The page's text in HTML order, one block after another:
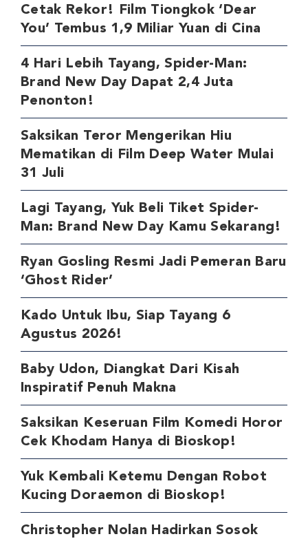
Cetak Rekor! Film Tiongkok ‘Dear
You’ Tembus 1,9 Miliar Yuan di Cina
4 Hari Lebih Tayang, Spider-Man:
Brand New Day Dapat 2,4 Juta
Penonton!
Saksikan Teror Mengerikan Hiu
Mematikan di Film Deep Water Mulai
31 Juli
Lagi Tayang, Yuk Beli Tiket Spider-
Man: Brand New Day Kamu Sekarang!
Ryan Gosling Resmi Jadi Pemeran Baru
‘Ghost Rider’
Kado Untuk Ibu, Siap Tayang 6
Agustus 2026!
Baby Udon, Diangkat Dari Kisah
Inspiratif Penuh Makna
Saksikan Keseruan Film Komedi Horor
Cek Khodam Hanya di Bioskop!
Yuk Kembali Ketemu Dengan Robot
Kucing Doraemon di Bioskop!
Christopher Nolan Hadirkan Sosok